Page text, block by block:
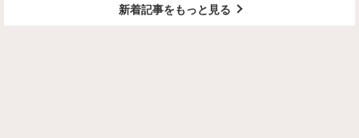
新着記事をもっと見る